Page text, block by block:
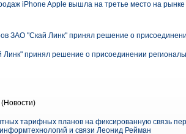
iPhone Apple вышла на третье место на
ЗАО "Скай Линк" принял решение о
принял решение о присоединении
(Новости)
тарифных планов на фиксированную связь
и связи Леонид Рейман